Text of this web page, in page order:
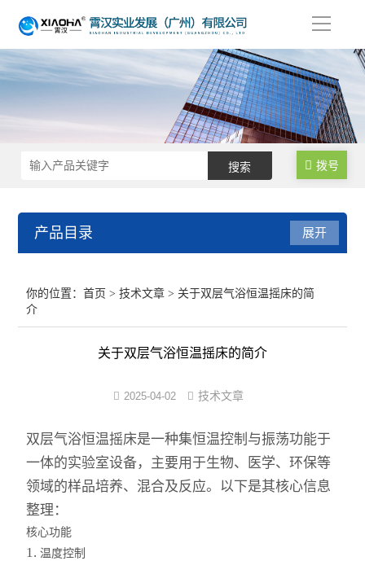
导
拨号
产品目录
均质乳化反应釜/乳化机
分子蒸馏装置
薄膜蒸发仪
不锈钢浓缩装置
卫生级储罐
展开
你的位置：首页 >技术文章 > 关于双层气浴恒温摇床的简
介
关于双层气浴恒温摇床的简介
2025-04-02 技术文章
双层气浴恒温摇床是一种集恒温控制与振荡功能于
一体的实验室设备，主要用于生物、医学、环保等
领域的样品培养、混合及反应。以下是其核心信息
整理：
核心功能
1.温度控制